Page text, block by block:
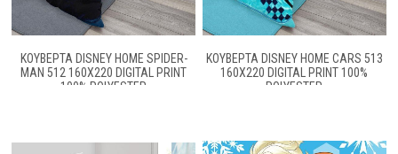
ΚΟΥΒΕΡΤΑ DISNEY HOME SPIDER-
MAN 512 160X220 DIGITAL PRINT
100% POLYESTER
ΚΟΥΒΕΡΤΑ DISNEY HOME CARS 513
160X220 DIGITAL PRINT 100%
POLYESTER